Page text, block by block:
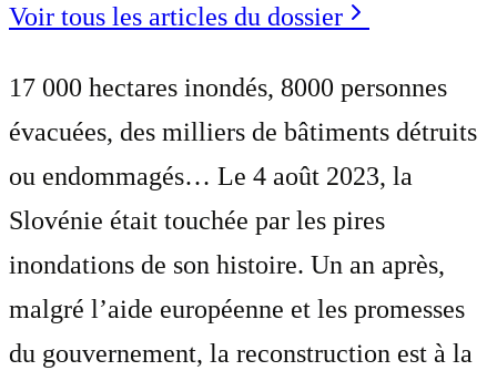
Voir tous les articles du dossier
17 000 hectares inondés, 8000 personnes
évacuées, des milliers de bâtiments détruits
ou endommagés… Le 4 août 2023, la
Slovénie était touchée par les pires
inondations de son histoire. Un an après,
malgré l’aide européenne et les promesses
du gouvernement, la reconstruction est à la